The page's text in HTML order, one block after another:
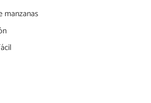
manzanas